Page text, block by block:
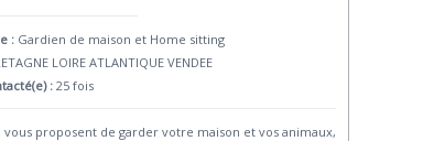
: Gardien de maison et Home sitting
LOIRE ATLANTIQUE VENDEE
: 25 fois
proposent de garder votre maison et vos animaux,